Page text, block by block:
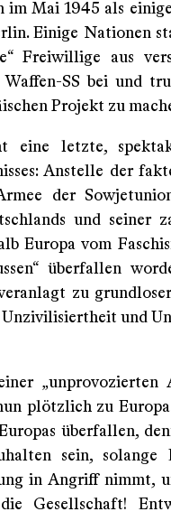
im Mai 1945 als
Einige Nationen
Freiwillige aus
SS bei und
Projekt zu
eine letzte,
Anstelle der
der
und seiner
Europa vom
überfallen
veranlagt zu
und
„unprovozierten
plötzlich zu
überfallen,
sein,
in Angriff nimmt,
Gesellschaft!